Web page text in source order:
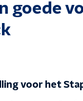
goede
voor het